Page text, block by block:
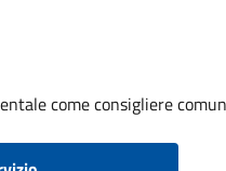
come consigliere